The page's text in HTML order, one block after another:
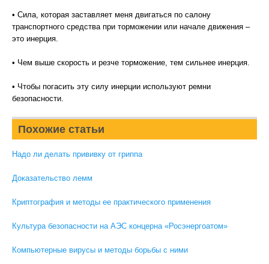
• Сила, которая заставляет меня двигаться по салону
транспортного средства при торможении или начале движения –
это инерция.
• Чем выше скорость и резче торможение, тем сильнее инерция.
• Чтобы погасить эту силу инерции используют ремни
безопасности.
Похожие статьи
Надо ли делать прививку от гриппа
Доказательство лемм
Криптография и методы ее практического применения
Культура безопасности на АЭС концерна «Росэнергоатом»
Компьютерные вирусы и методы борьбы с ними